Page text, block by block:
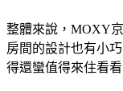
整體來說，MOXY
房間的設計也有小
得還蠻值得來住看